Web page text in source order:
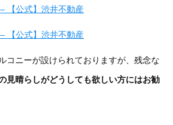
コニーが設けられておりますが、残念な
見晴らしがどうしても欲しい方にはお勧